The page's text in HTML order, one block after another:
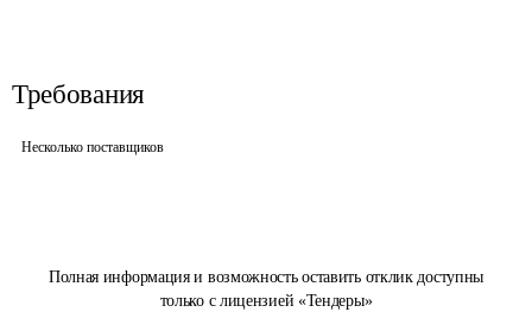
Полная информация и возможность оставить отклик доступны
только с лицензией «Тендеры»
Требования
Несколько поставщиков